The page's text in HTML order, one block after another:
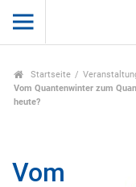
Startseite
Vom Quantenwinter zum
heute?
Vom